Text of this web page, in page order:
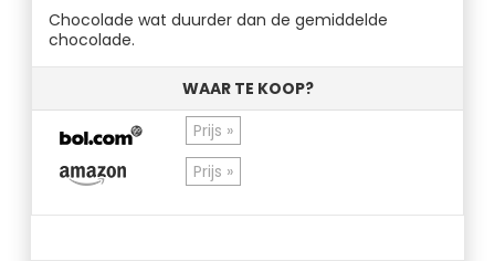
Chocolade wat duurder dan de gemiddelde
chocolade.
WAAR TE KOOP?
Prijs »
Prijs »